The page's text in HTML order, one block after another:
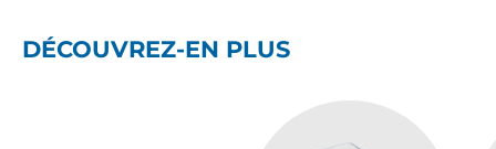
DÉCOUVREZ-EN PLUS